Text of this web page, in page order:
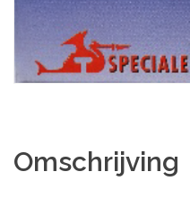
Omschrijving